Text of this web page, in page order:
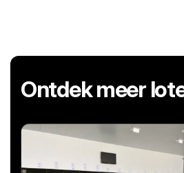
Ontdek meer